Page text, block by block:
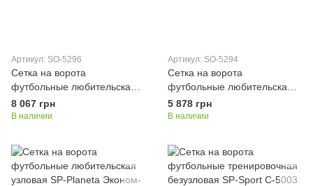
Артикул: SO-5296
Сетка на ворота
футбольные любительская
узловая SP-Planeta Эконом
SO-5296 7,32x2,44x1,5м 2шт
8 067 грн
В наличии
Артикул: SO-5294
Сетка на ворота
футбольные любительская
узловая SP-Planeta Эконом
SO-5294 7,32x2,44x1,5м 2шт
5 878 грн
В наличии